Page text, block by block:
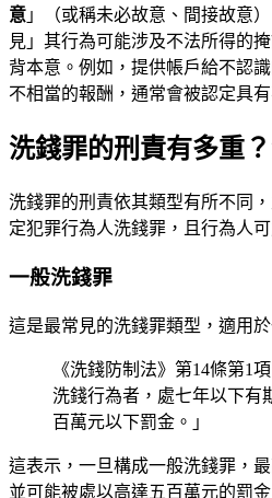
意 」（或稱未必故意、間接故意
見」其行為可能涉及不法所得的
背本意。例如，提供帳戶給不認
不相當的報酬，通常會被認定具
洗錢罪的刑責有多重
洗錢罪的刑責依其類型有所不同
定犯罪行為人洗錢罪，且行為人
一般洗錢罪
這是最常見的洗錢罪類型，適用
《洗錢防制法》第14條第1
洗錢行為者，處七年以下有
百萬元以下罰金。」
這表示，一旦構成一般洗錢罪，
並可能被處以高達五百萬元的罰金